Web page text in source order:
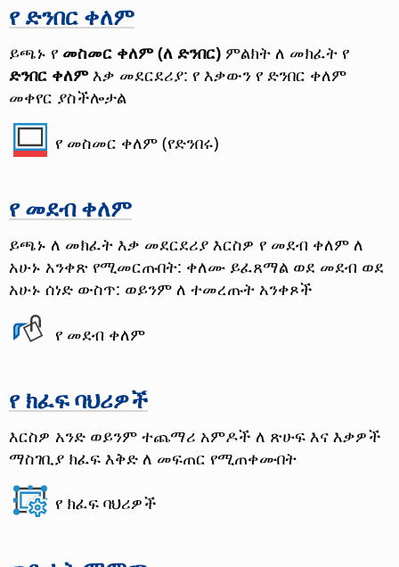
የ ድንበር ቀለም
ይጫኑ የ መስመር ቀለም (ለ ድንበር) ምልክት ለ መክፈት የ
ድንበር ቀለምእቃ መደርደሪያ: የ እቃውን የ ድንበር ቀለም
መቀየር ያስችሎታል
የ መስመር ቀለም (የድንበሩ)
የ መደብ ቀለም
ይጫኑ ለ መክፈት እቃ መደርደሪያ እርስዎ የ መደብ ቀለም ለ
አሁኑ አንቀጽ የሚመርጡበት: ቀለሙ ይፈጸማል ወደ መደብ ወደ
አሁኑ ሰነድ ውስጥ: ወይንም ለ ተመረጡት አንቀጾች
የ መደብ ቀለም
የ ክፈፍ ባህሪዎች
እርስዎ አንድ ወይንም ተጨማሪ አምዶች ለ ጽሁፍ እና እቃዎች
ማስገቢያ ክፈፍ እቅድ ለ መፍጠር የሚጠቀሙበት
የ ክፈፍ ባህሪዎች